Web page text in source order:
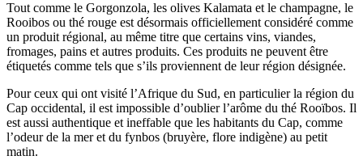
Tout comme le Gorgonzola, les olives Kalamata et le champagne, le
Rooibos ou thé rouge est désormais officiellement considéré comme
un produit régional, au même titre que certains vins, viandes,
fromages, pains et autres produits. Ces produits ne peuvent être
étiquetés comme tels que s’ils proviennent de leur région désignée.
Pour ceux qui ont visité l’Afrique du Sud, en particulier la région du
Cap occidental, il est impossible d’oublier l’arôme du thé Rooïbos. Il
est aussi authentique et ineffable que les habitants du Cap, comme
l’odeur de la mer et du fynbos (bruyère, flore indigène) au petit
matin.